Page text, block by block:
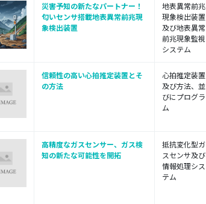
災害予知の新たなパートナー！
匂いセンサ搭載地表異常前兆現
象検出装置
地表異常前兆
現象検出装置
及び地表異常
前兆現象監視
システム
信頼性の高い心拍推定装置とそ
の方法
心拍推定装置
及び方法、並
びにプログラ
ム
高精度なガスセンサー、ガス検
知の新たな可能性を開拓
抵抗変化型ガ
スセンサ及び
情報処理シス
テム